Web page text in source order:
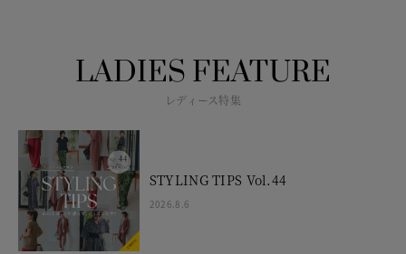
LADIES FEATURE
レディース特集
STYLING TIPS Vol.44
2026.8.6